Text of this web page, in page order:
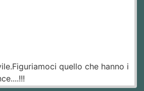
quello che hanno i